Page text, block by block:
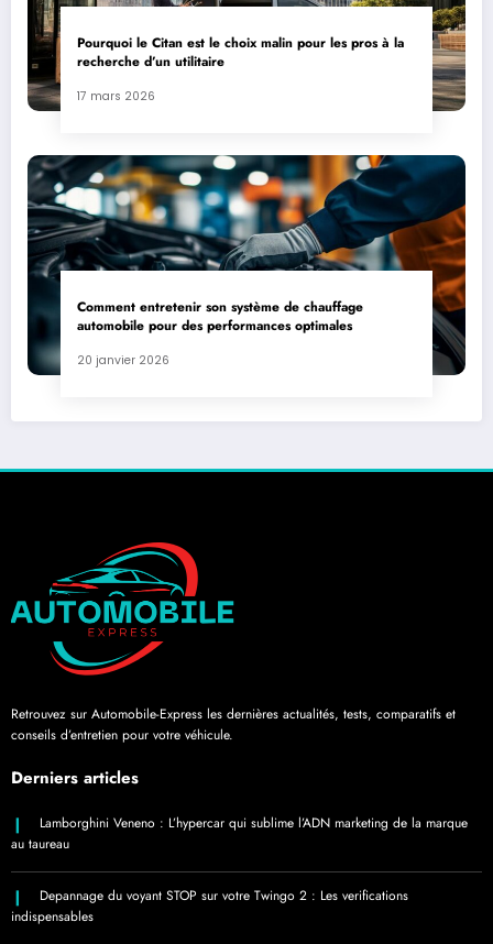
Pourquoi le Citan est le choix malin pour les pros à la
recherche d’un utilitaire
17 mars 2026
Comment entretenir son système de chauffage
automobile pour des performances optimales
20 janvier 2026
Retrouvez sur Automobile-Express les dernières actualités, tests, comparatifs et
conseils d’entretien pour votre véhicule.
Derniers articles
Lamborghini Veneno : L’hypercar qui sublime l’ADN marketing de la marque
au taureau
Depannage du voyant STOP sur votre Twingo 2 : Les verifications
indispensables